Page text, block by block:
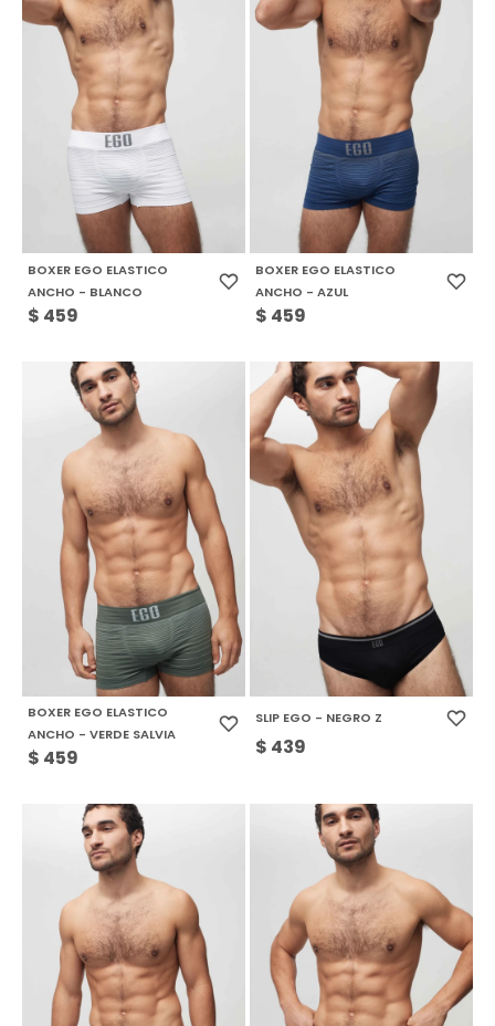
BOXER EGO ELASTICO
ANCHO - BLANCO
$ 459
BOXER EGO ELASTICO
ANCHO - AZUL
$ 459
BOXER EGO ELASTICO
ANCHO - VERDE SALVIA
$ 459
SLIP EGO - NEGRO Z
$ 439